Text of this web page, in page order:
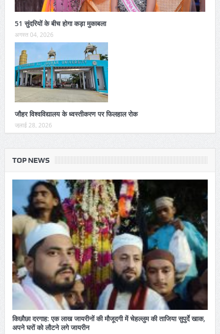
51 सुंदरियों के बीच होगा कड़ा मुकाबला
अगस्त 04, 2026
जौहर विश्वविद्यालय के ध्वस्तीकरण पर फिलहाल रोक
जुलाई 28, 2026
TOP NEWS
किछौछा दरगाह: एक लाख जायरीनों की मौजूदगी में चेहल्लुम की ताजिया सुपुर्दे खाक,
अपने घरों को लौटने लगे जायरीन